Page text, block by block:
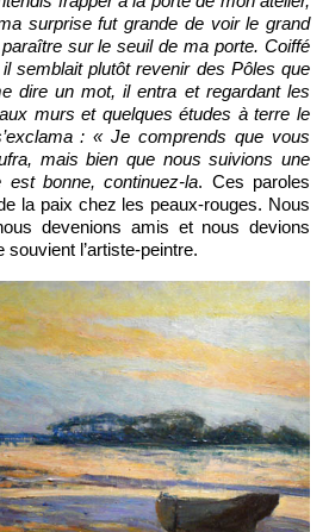
surprise fut grande de voir le grand
sur le seuil de ma porte. Coiffé
il semblait plutôt revenir des Pôles que
dire un mot, il entra et regardant les
murs et quelques études à terre le
: « Je comprends que vous
mais bien que nous suivions une
bonne, continuez-la. Ces paroles
la paix chez les peaux-rouges. Nous
devenions amis et nous devions
l’artiste-peintre.